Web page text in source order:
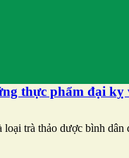
thực phẩm đại kỵ
loại trà thảo dược bình dân